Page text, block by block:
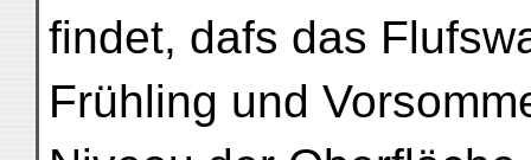
findet, dafs das
Frühling und